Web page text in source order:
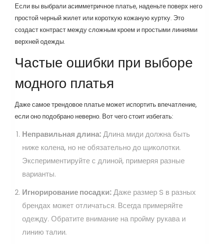
Если вы выбрали асимметричное платье, наденьте поверх него
простой черный жилет или короткую кожаную куртку. Это
создаст контраст между сложным кроем и простыми линиями
верхней одежды.
Частые ошибки при выборе
модного платья
Даже самое трендовое платье может испортить впечатление,
если оно подобрано неверно. Вот чего стоит избегать:
Неправильная длина:Длина миди должна быть
ниже колена, но не обязательно до щиколотки.
Экспериментируйте с длиной, примеряя разные
варианты.
Игнорирование посадки:Даже размер S в разных
брендах может отличаться. Всегда примеряйте
одежду. Обратите внимание на пройму рукава и
линию талии.